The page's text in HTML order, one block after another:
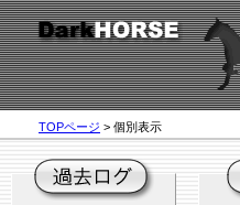
TOPページ > 個別表示